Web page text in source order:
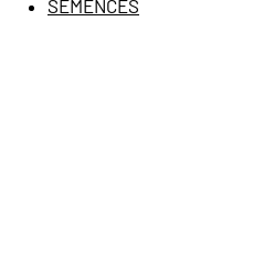
SEMENCES